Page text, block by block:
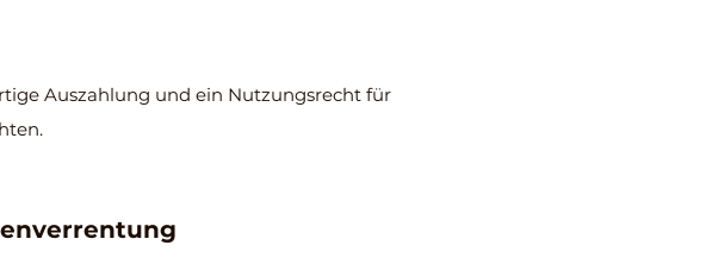
Auszahlung und ein Nutzungsrecht für